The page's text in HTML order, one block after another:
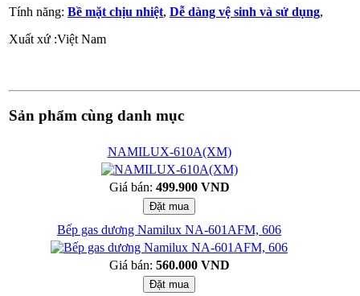
Tính năng: Bề mặt chịu nhiệt, Dễ dàng vệ sinh và sử dụng,
Xuất xứ :Việt Nam
Sản phẩm cùng danh mục
NAMILUX-610A(XM)
Giá bán: 499.900 VND
Bếp gas dương Namilux NA-601AFM, 606
Giá bán: 560.000 VND